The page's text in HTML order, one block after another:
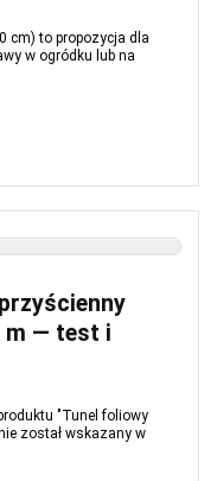
cm) to propozycja dla
w ogródku lub na
m — test i
"Tunel foliowy
został wskazany w